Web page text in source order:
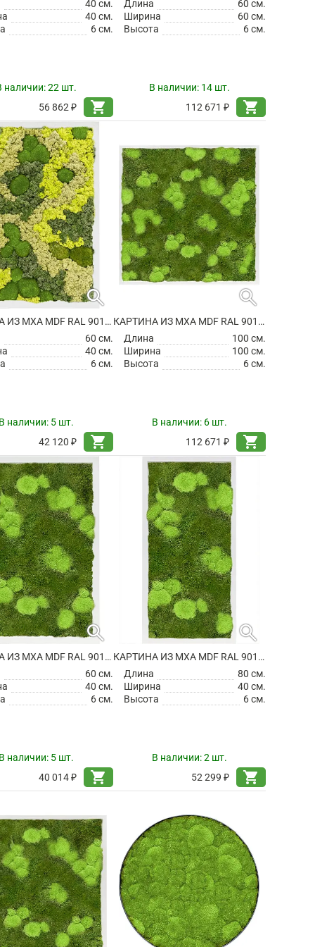
40 см.
40 см.
6 см.
наличии:22 шт.
56 862 ₽
shopping_cart
Длина
60 см.
Ширина
60 см.
Высота
6 см.
В наличии: 14 шт.
112 671 ₽
shopping_cart
search
КАРТИНА ИЗ МХА MDF RAL 9010 SATIN GLOSS 30% BALL MOSS 70% REINDEER MOSS (MIX)
60 см.
40 см.
6 см.
наличии: 5 шт.
42 120 ₽
shopping_cart
search
КАРТИНА ИЗ МХА MDF RAL 9010 SATIN GLOSS 30% BALL- AND 70% FLAT MOSS
Длина
100 см.
Ширина
100 см.
Высота
6 см.
В наличии: 6 шт.
112 671 ₽
shopping_cart
search
КАРТИНА ИЗ МХА MDF RAL 9010 SATIN GLOSS 30% BALL- AND 70% FLAT MOSS
60 см.
40 см.
6 см.
наличии: 5 шт.
40 014 ₽
shopping_cart
search
КАРТИНА ИЗ МХА MDF RAL 9010 SATIN GLOSS 30% BALL- AND 70% FLAT MOSS
Длина
80 см.
Ширина
40 см.
Высота
6 см.
В наличии:2 шт.
52 299 ₽
shopping_cart